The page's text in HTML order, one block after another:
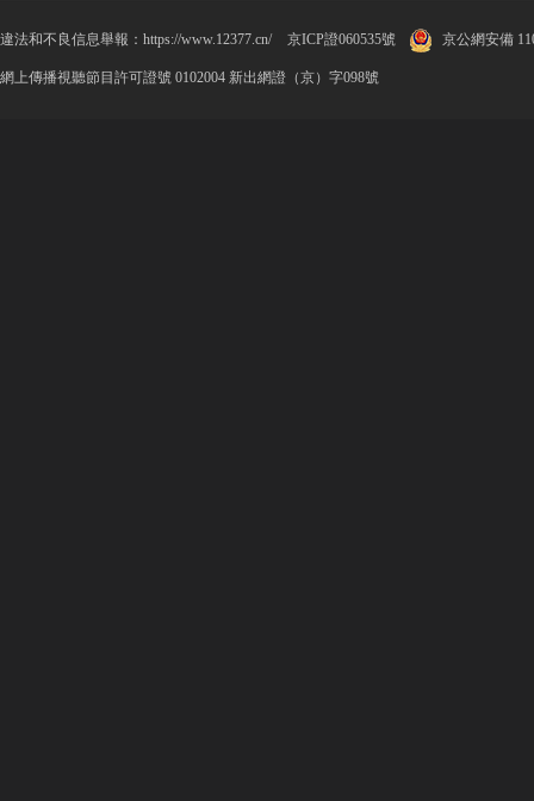
違法和不良信息舉報：https://www.12377.cn/ 京ICP證060535號 京公網安備
網上傳播視聽節目許可證號 0102004 新出網證（京）字098號